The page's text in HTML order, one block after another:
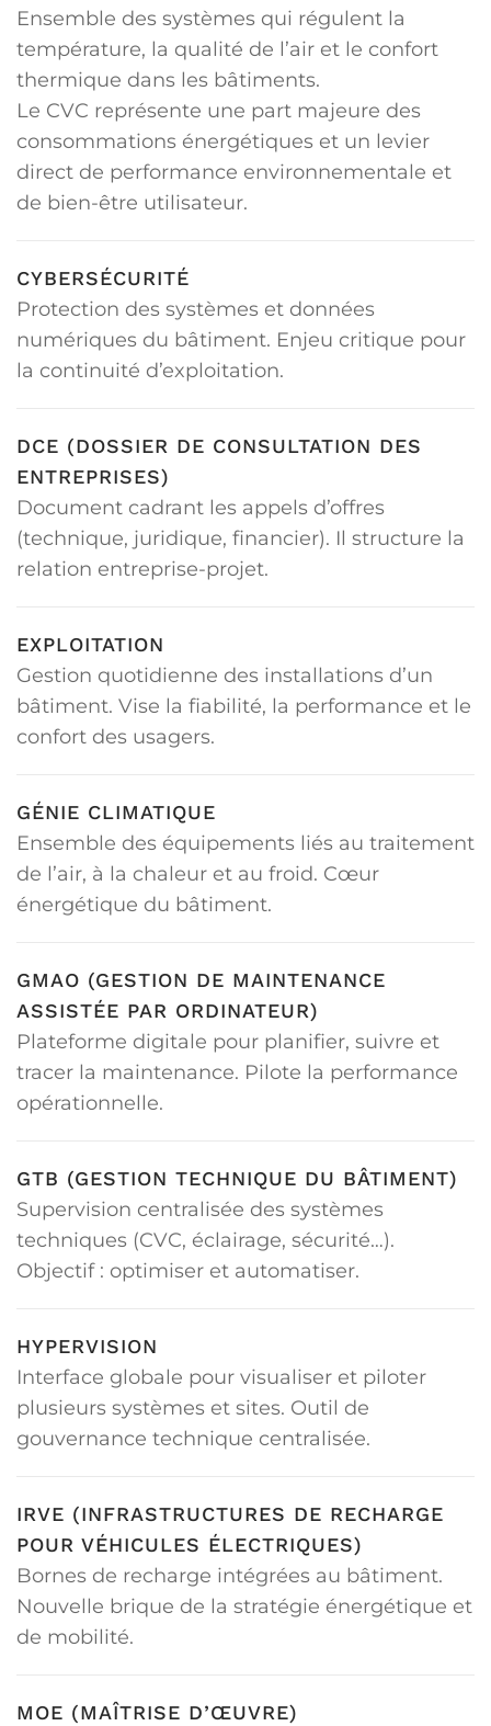
Ensemble des systèmes qui régulent la
température, la qualité de l’air et le confort
thermique dans les bâtiments.
Le CVC représente une part majeure des
consommations énergétiques et un levier
direct de performance environnementale et
de bien-être utilisateur.
CYBERSÉCURITÉ
Protection des systèmes et données
numériques du bâtiment. Enjeu critique pour
la continuité d’exploitation.
DCE (DOSSIER DE CONSULTATION DES
ENTREPRISES)
Document cadrant les appels d’offres
(technique, juridique, financier). Il structure la
relation entreprise-projet.
EXPLOITATION
Gestion quotidienne des installations d’un
bâtiment. Vise la fiabilité, la performance et le
confort des usagers.
GÉNIE CLIMATIQUE
Ensemble des équipements liés au traitement
de l’air, à la chaleur et au froid. Cœur
énergétique du bâtiment.
GMAO (GESTION DE MAINTENANCE
ASSISTÉE PAR ORDINATEUR)
Plateforme digitale pour planifier, suivre et
tracer la maintenance. Pilote la performance
opérationnelle.
GTB (GESTION TECHNIQUE DU BÂTIMENT)
Supervision centralisée des systèmes
techniques (CVC, éclairage, sécurité…).
Objectif : optimiser et automatiser.
HYPERVISION
Interface globale pour visualiser et piloter
plusieurs systèmes et sites. Outil de
gouvernance technique centralisée.
IRVE (INFRASTRUCTURES DE RECHARGE
POUR VÉHICULES ÉLECTRIQUES)
Bornes de recharge intégrées au bâtiment.
Nouvelle brique de la stratégie énergétique et
de mobilité.
MOE (MAÎTRISE D’ŒUVRE)